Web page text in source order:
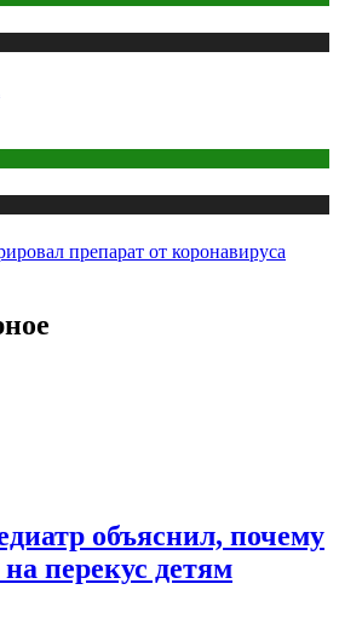
препарат от коронавируса
объяснил, почему
перекус детям